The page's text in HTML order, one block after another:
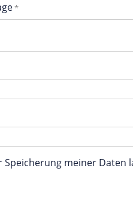
meiner Daten